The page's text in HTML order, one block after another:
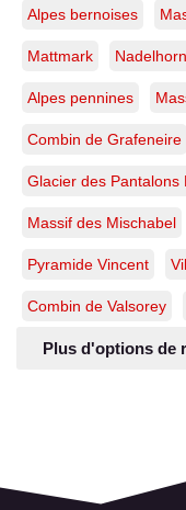
Alpes bernoises
Mattmark Nadelhorn
Alpes pennines
Combin de Grafeneire
Glacier des Pantalons
Massif des Mischabel
Pyramide Vincent
Combin de Valsorey
Plus d'options de